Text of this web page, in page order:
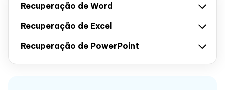
Recuperação de Word
Recuperação de Excel
Recuperação de PowerPoint